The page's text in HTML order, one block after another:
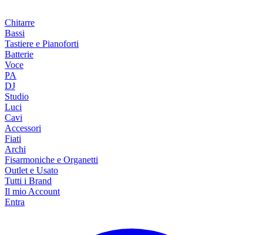
Chitarre
Bassi
Tastiere e Pianoforti
Batterie
Voce
PA
DJ
Studio
Luci
Cavi
Accessori
Fiati
Archi
Fisarmoniche e Organetti
Outlet e Usato
Tutti i Brand
Il mio Account
Entra